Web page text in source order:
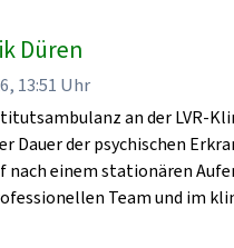
Düren
13:51 Uhr
an der LVR-
Dauer der psychischen
nach einem stationären
Team und im